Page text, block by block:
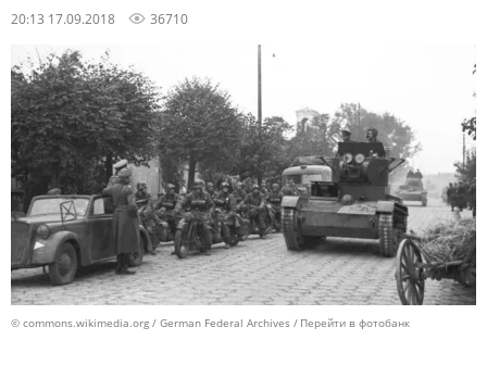
20:13 17.09.2018 36710
© commons.wikimedia.org / German Federal Archives Перейти в фотобанк